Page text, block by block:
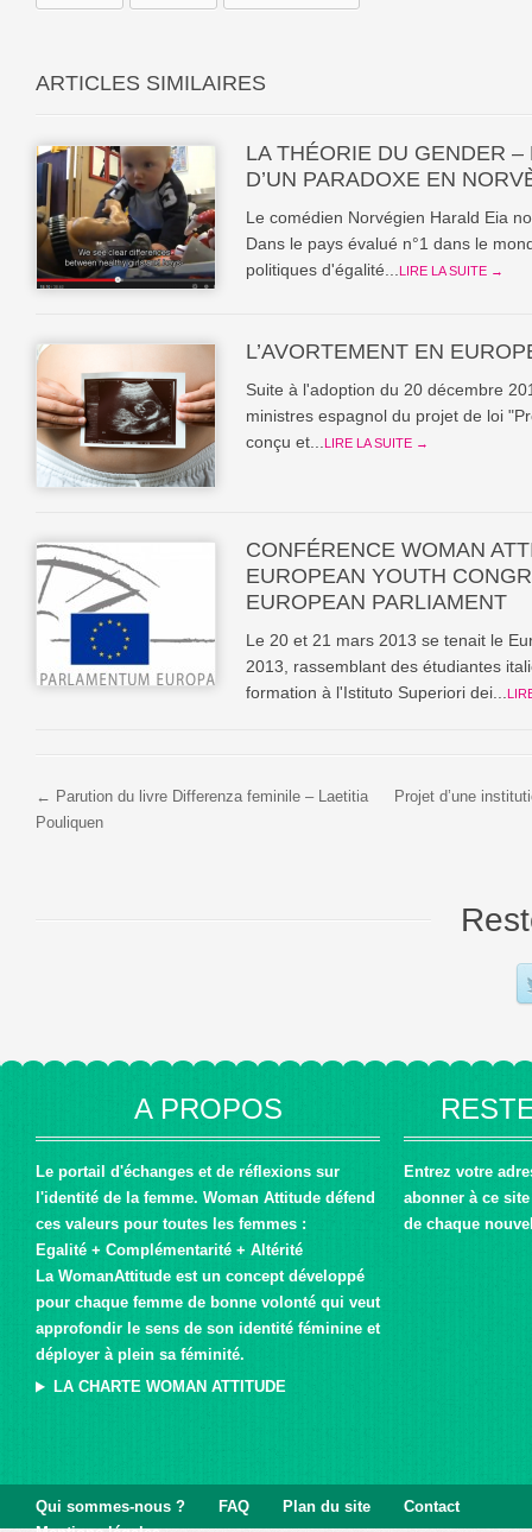
ARTICLES SIMILAIRES
LA THÉORIE DU GENDER
D’UN PARADOXE EN
Le comédien Norvégien Harald Eia
Dans le pays évalué n°1 dans le
politiques d'égalité...
LIRE LA SUITE →
L’AVORTEMENT EN
Suite à l'adoption du 20 décembre
ministres espagnol du projet de loi
conçu et...
LIRE LA SUITE →
CONFÉRENCE WOMAN
EUROPEAN YOUTH
EUROPEAN PARLIAMENT
Le 20 et 21 mars 2013 se tenait le
2013, rassemblant des étudiantes
formation à l'Istituto Superiori dei...
← Parution du livre Differenza feminile – Laetitia
Pouliquen
Projet d’une
A PROPOS
Le portail d'échanges et de réflexions sur
l'identité de la femme. Woman Attitude défend
ces valeurs pour toutes les femmes :
Egalité + Complémentarité + Altérité
La WomanAttitude est un concept développé
pour chaque femme de bonne volonté qui veut
approfondir le sens de son identité féminine et
déployer à plein sa féminité.
LA CHARTE WOMAN ATTITUDE
Entrez votre
abonner à ce
de chaque
Qui sommes-nous ? FAQ Plan du site
Contact